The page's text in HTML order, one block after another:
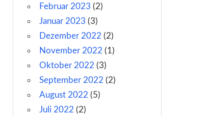
Februar 2023 (2)
Januar 2023 (3)
Dezember 2022 (2)
November 2022 (1)
Oktober 2022 (3)
September 2022 (2)
August 2022 (5)
Juli 2022 (2)